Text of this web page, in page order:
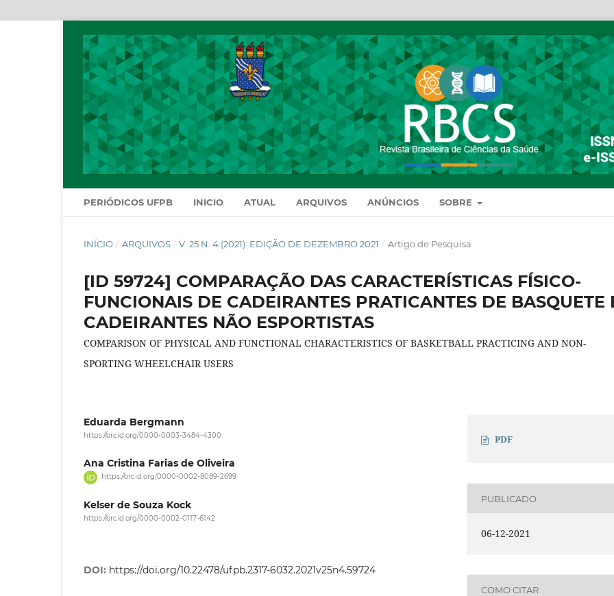
PERIÓDICOS UFPB INICIO ATUAL ARQUIVOS ANÚNCIOS SOBRE
INÍCIO / ARQUIVOS / V. 25 N. 4 (2021): EDIÇÃO DE DEZEMBRO 2021 / Artigo de Pesquisa
[ID 59724] COMPARAÇÃO DAS CARACTERÍSTICAS FÍSICO-
FUNCIONAIS DE CADEIRANTES PRATICANTES DE BASQUETE
CADEIRANTES NÃO ESPORTISTAS
COMPARISON OF PHYSICAL AND FUNCTIONAL CHARACTERISTICS OF BASKETBALL PRACTICING AND NON-
SPORTING WHEELCHAIR USERS
Eduarda Bergmann
https://orcid.org/0000-0003-3484-4300
Ana Cristina Farias de Oliveira
https://orcid.org/0000-0002-8089-2699
Kelser de Souza Kock
https://orcid.org/0000-0002-0117-6142
DOI: https://doi.org/10.22478/ufpb.2317-6032.2021v25n4.59724
PDF
PUBLICADO
06-12-2021
COMO CITAR